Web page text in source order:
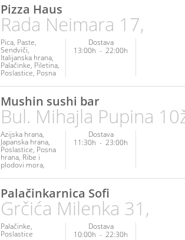
Pizza Haus
Rada Neimara 17,
Pica Paste
Sendviči
Italijanska hrana
Palačinke Piletina
Poslastice Posna
Dostava
13:00h - 22:00h
Mushin sushi bar
Bul. Mihajla Pupina
Azijska hrana
Japanska hrana
Poslastice Posna
hrana Ribe i
plodovi mora
Vegetarijanska
hrana
Dostava
11:30h - 23:00h
Palačinkarnica Sofi
Grčića Milenka 31,
Palačinke
Poslastice
Dostava
10:00h - 22:30h